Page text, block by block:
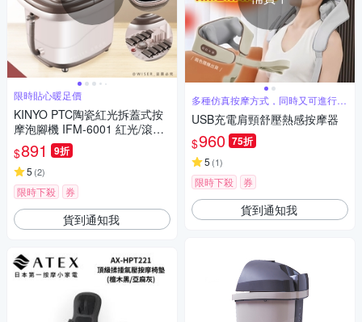
限時貼心暖足價
KINYO PTC陶瓷紅光拆蓋式按
摩泡腳機 IFM-6001 紅光/滾輪/
草藥盒
$891 9折
5 (2)
限時下殺 券
貨到通知我
多種仿真按摩方式，同時又可進行力
度調節
USB充電肩頸舒壓熱感按摩器
$960 75折
5 (1)
限時下殺 券
貨到通知我